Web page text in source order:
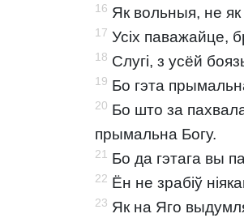
16 Як вольныя, не
17 Усіх паважайце,
18 Слугі, з усёй
19 Бо гэта
20 Бо што за
прымальна Богу.
21 Бо да гэтага вы
22 Ён не зрабіў
23 Як на Яго